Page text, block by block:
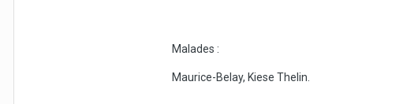
Malades :
Maurice-Belay, Kiese Thelin.